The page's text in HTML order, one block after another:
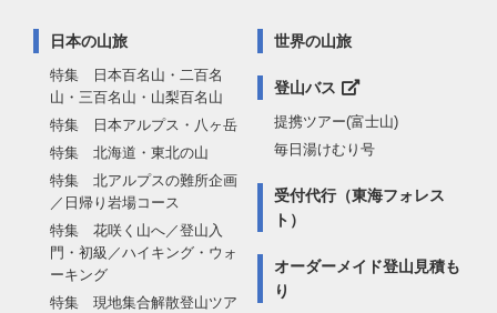
日本の山旅
特集 日本百名山・二百名
山・三百名山・山梨百名山
特集 日本アルプス・八ヶ岳
特集 北海道・東北の山
特集 北アルプスの難所企画
／日帰り岩場コース
特集 花咲く山へ／登山入
門・初級／ハイキング・ウォ
ーキング
特集 現地集合解散登山ツア
世界の山旅
登山バス
提携ツアー(富士山)
毎日湯けむり号
受付代行（東海フォレス
ト）
オーダーメイド登山見積も
り